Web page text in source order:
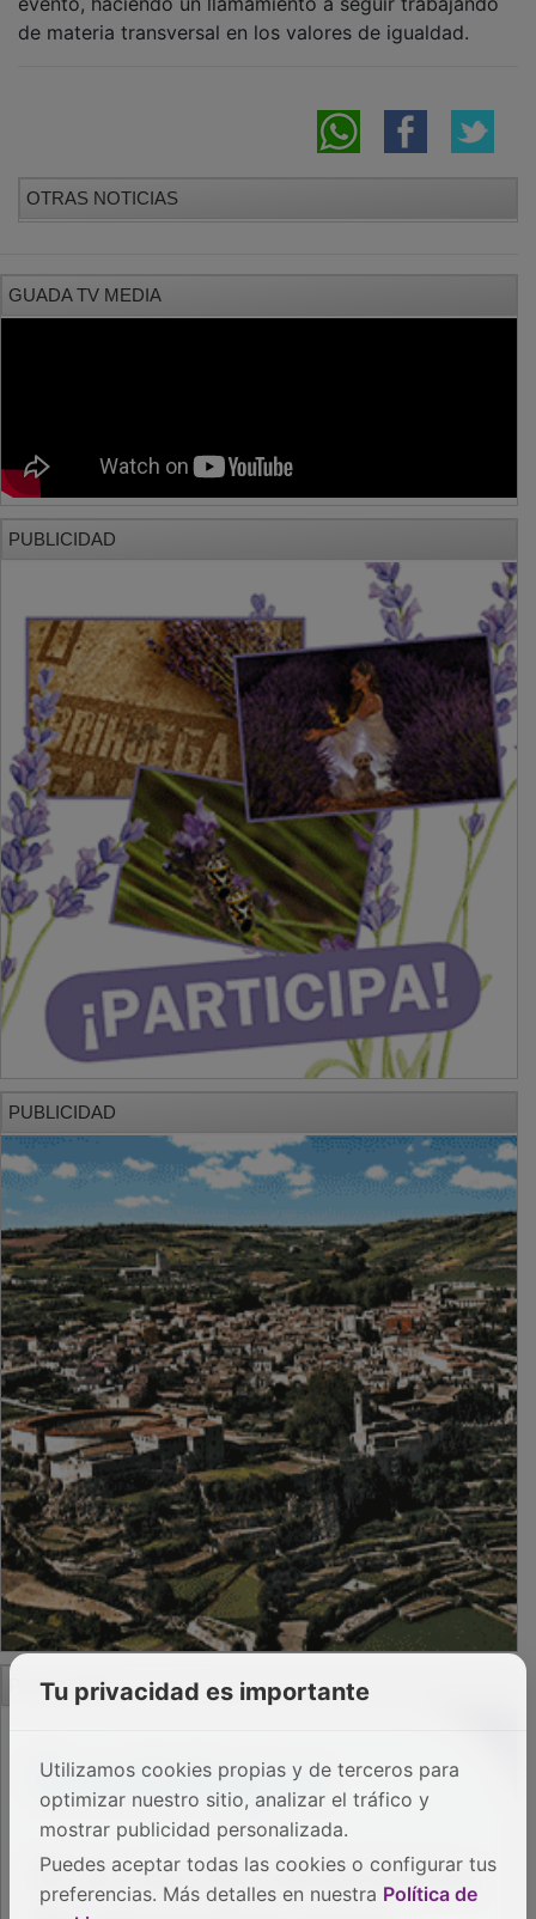
de materia transversal en los valores de igualdad.
PUBLICIDAD
Tu privacidad es importante
Utilizamos cookies propias y de terceros para
optimizar nuestro sitio, analizar el tráfico y
mostrar publicidad personalizada.
Puedes aceptar todas las cookies o configurar tus
preferencias. Más detalles en nuestra Política de